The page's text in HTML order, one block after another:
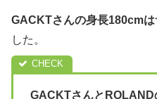
GACKTさんの身長180cm
した。
GACKTさんとROLAND